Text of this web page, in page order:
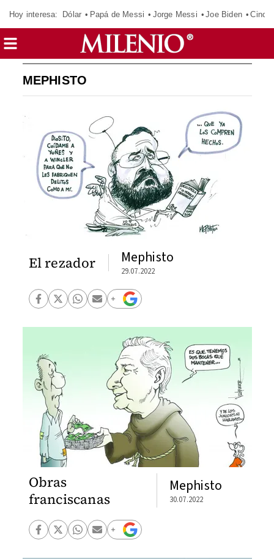
Hoy interesa: Dólar Papá de Messi Jorge Messi Joe Biden
MEPHISTO
El rezador Mephisto
29.07.2022
Obras
franciscanas
Mephisto
30.07.2022